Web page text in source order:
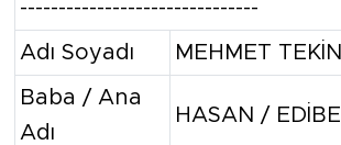
-------------------------------
Adı Soyadı MEHMET TEKİN
Baba / Ana
Adı
HASAN / EDİBE